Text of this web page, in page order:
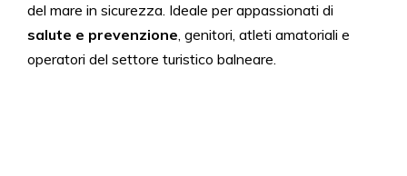
del mare in sicurezza. Ideale per appassionati di
salute e prevenzione, genitori, atleti amatoriali e
operatori del settore turistico balneare.